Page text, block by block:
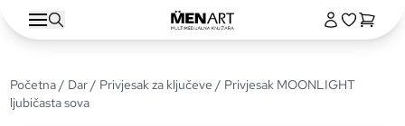
Početna/ Dar/ Privjesak za ključeve / Privjesak MOONLIGHT
ljubičasta sova